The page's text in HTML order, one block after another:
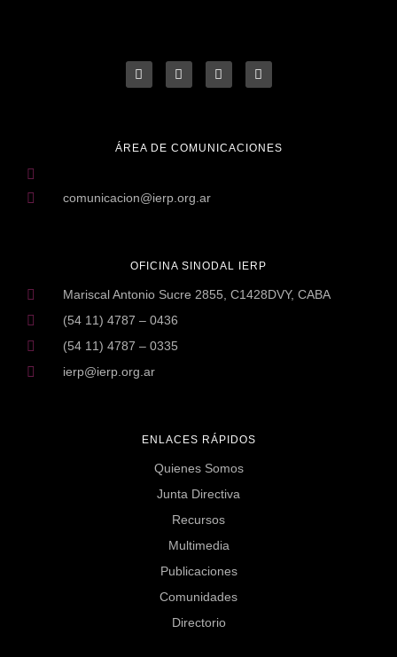
ENLACES RÁPIDOS
Quienes Somos
Junta Directiva
Recursos
Multimedia
Publicaciones
Comunidades
Directorio
OFICINA SINODAL IERP
Mariscal Antonio Sucre 2855, C1428DVY, CABA
(54 11) 4787 – 0436
(54 11) 4787 – 0335
ierp@ierp.org.ar
ÁREA DE COMUNICACIONES
comunicacion@ierp.org.ar